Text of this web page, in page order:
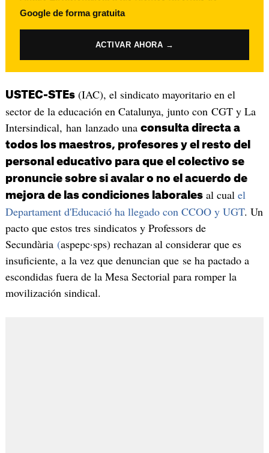
Google de forma gratuita
ACTIVAR AHORA →
USTEC-STEs(IAC), el sindicato mayoritario en el
sector de la educación en Catalunya, junto con CGT y La
Intersindical, han lanzado una consulta directa a
todos los maestros, profesores y el resto del
personal educativo para que el colectivo se
pronuncie sobre si avalar o no el acuerdo de
mejora de las condiciones laboralesal cual el
Departament d'Educació ha llegado con CCOO y UGT. Un
pacto que estos tres sindicatos y Professors de
Secundària (aspepc·sps) rechazan al considerar que es
insuficiente, a la vez que denuncian que se ha pactado a
escondidas fuera de la Mesa Sectorial para romper la
movilización sindical.